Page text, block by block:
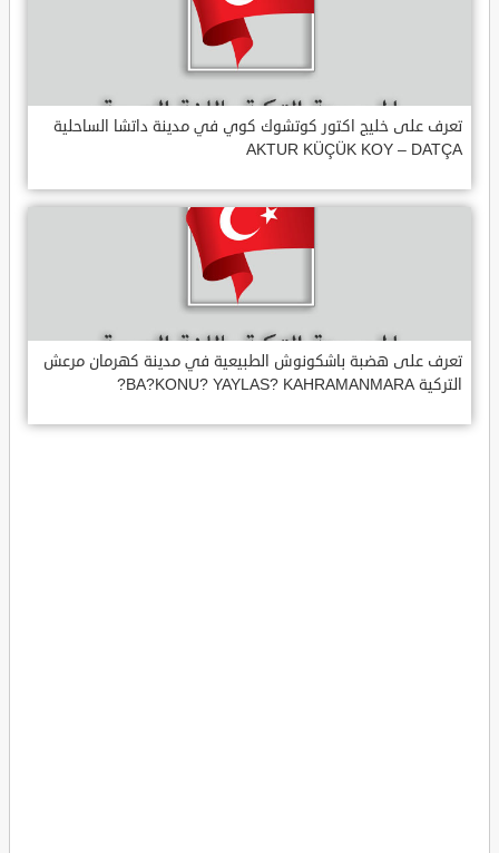
تعرف على خليج اكتور كوتشوك كوي في مدينة داتشا الساحلية
AKTUR KÜÇÜK KOY – DATÇA
تعرف على هضبة باشكونوش الطبيعية في مدينة كهرمان مرعش
التركية BA?KONU? YAYLAS? KAHRAMANMARA?